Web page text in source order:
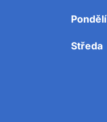
Pondělí
Středa